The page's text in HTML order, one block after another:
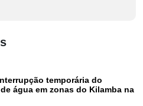
temporária do
água em zonas do Kilamba na